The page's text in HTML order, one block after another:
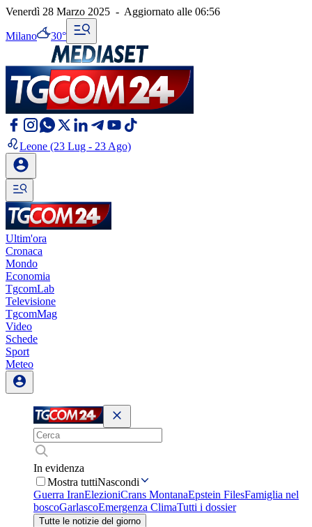
Venerdì 28 Marzo 2025 - Aggiornato alle 06:56
Milano 30°
Leone (23 Lug - 23 Ago)
Ultim'ora
Cronaca
Mondo
Economia
TgcomLab
Televisione
TgcomMag
Video
Schede
Sport
Meteo
In evidenza
Mostra tuttiNascondi
Guerra IranElezioniCrans MontanaEpstein FilesFamiglia nel
boscoGarlascoEmergenza ClimaTutti i dossier
Tutte le notizie del giorno